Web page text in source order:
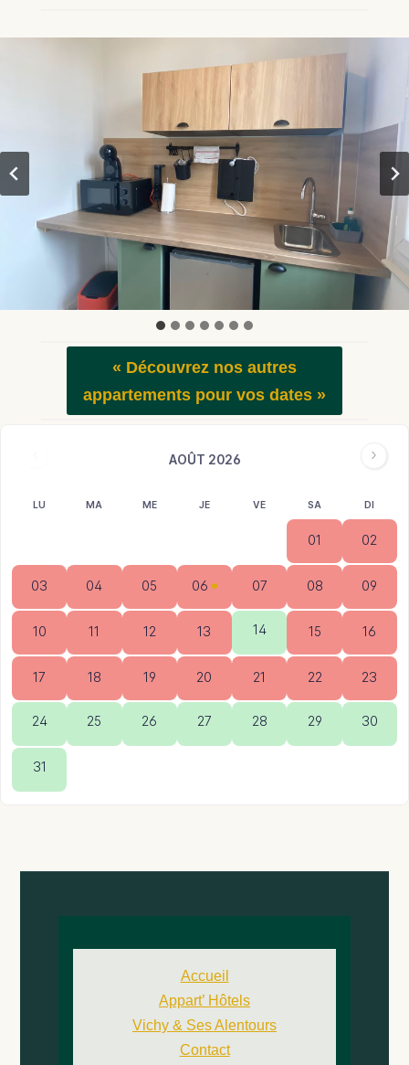
« Découvrez nos autres
appartements pour vos dates »
AOÛT 2026
LU MA ME JE VE SA DI
01 02
03 04 05 06 07 08 09
10 11 12 13 14 15 16
17 18 19 20 21 22 23
24 25 26 27 28 29 30
31
Accueil
Appart’ Hôtels
Vichy & Ses Alentours
Contact